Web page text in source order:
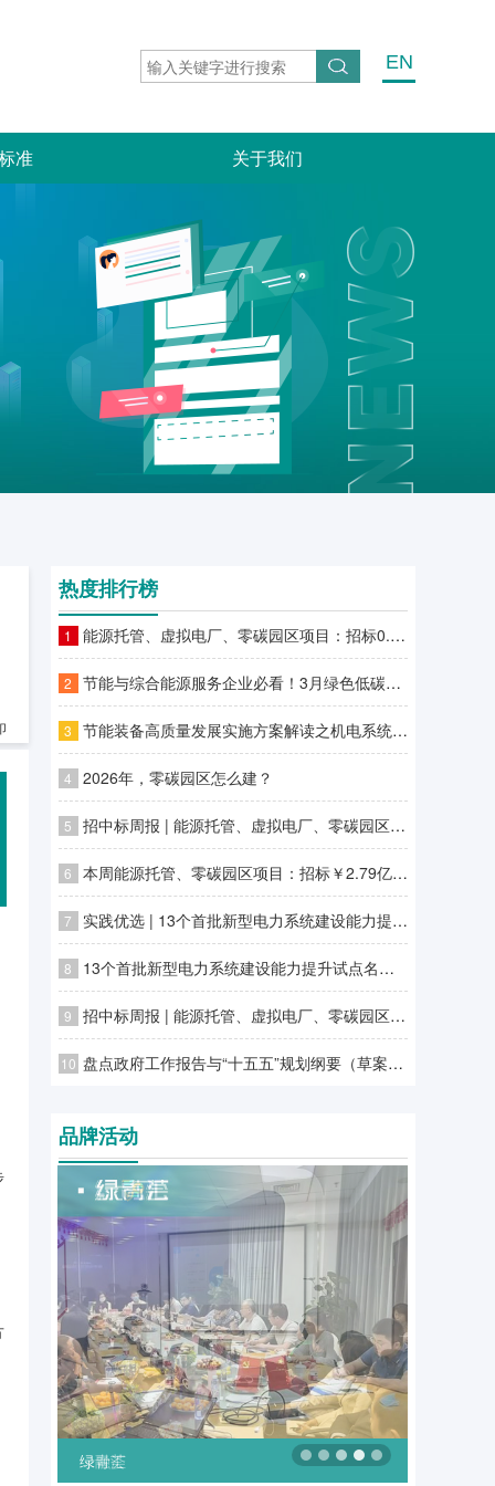
EN
准 关于我们
热度排行榜
1 能源托管、虚拟电厂、零碳园区项目：招标0.73亿 ，中标26.75亿
2 节能与综合能源服务企业必看！3月绿色低碳领域补贴政策汇总
3 节能装备高质量发展实施方案解读之机电系统/变压器/工业热泵节能
4 2026年，零碳园区怎么建？
5 招中标周报 | 能源托管、虚拟电厂、零碳园区项目：招标￥14.14亿元 ，中标￥10.33亿元
6 本周能源托管、零碳园区项目：招标￥2.79亿元 ，中标￥4.22亿元
7 实践优选 | 13个首批新型电力系统建设能力提升试点名单虚拟电厂项目分享（下）
8 13个首批新型电力系统建设能力提升试点名单虚拟电厂分享（上）
9 招中标周报 | 能源托管、虚拟电厂、零碳园区项目
10 盘点政府工作报告与“十五五”规划纲要（草案）中的“双碳”要点
品牌活动
绿融汇